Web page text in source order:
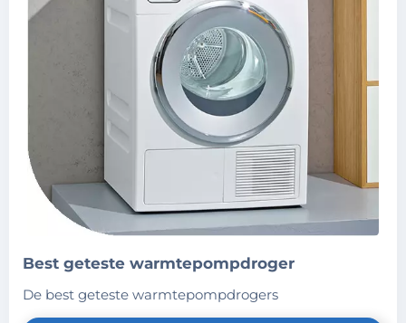
best geteste warmtepompdroger
de best geteste warmtepompdrogers